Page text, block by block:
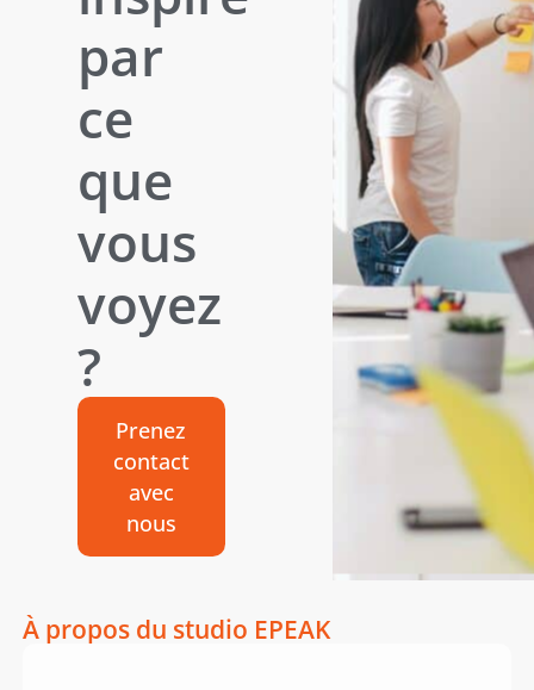
par
ce
que
vous
voyez
?
Prenez
contact
avec
nous
À propos du studio EPEAK